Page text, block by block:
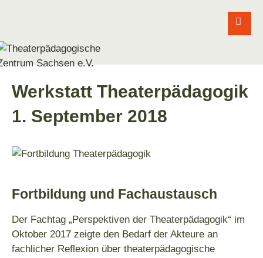
Werkstatt Theaterpädagogik
1. September 2018
Fortbildung und Fachaustausch
Der Fachtag „Perspektiven der Theaterpädagogik“ im
Oktober 2017 zeigte den Bedarf der Akteure an
fachlicher Reflexion über theaterpädagogische